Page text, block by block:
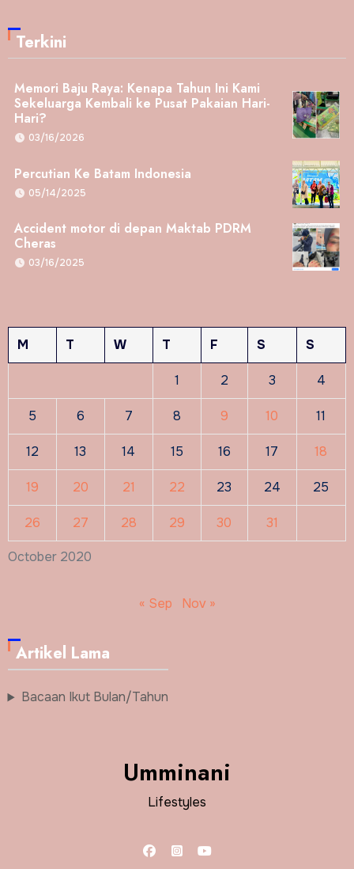
Terkini
Memori Baju Raya: Kenapa Tahun Ini Kami
Sekeluarga Kembali ke Pusat Pakaian Hari-
Hari?
03/16/2026
Percutian Ke Batam Indonesia
05/14/2025
Accident motor di depan Maktab PDRM
Cheras
03/16/2025
October 2020
M T W T F S S
1 2 3 4
5 6 7 8 9 10 11
12 13 14 15 16 17 18
19 20 21 22 23 24 25
26 27 28 29 30 31
« Sep Nov »
Artikel Lama
Bacaan Ikut Bulan/Tahun
Umminani
Lifestyles